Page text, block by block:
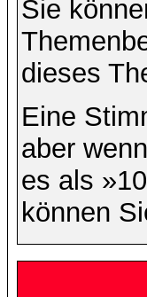
Sie
dieses
Eine
aber
es als
können